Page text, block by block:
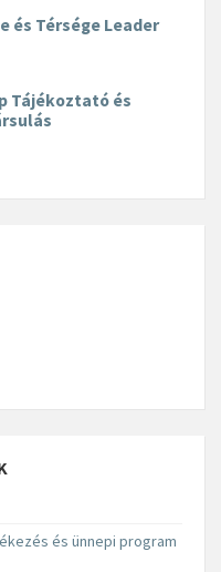
és Térsége Leader
Tájékoztató és
és ünnepi program